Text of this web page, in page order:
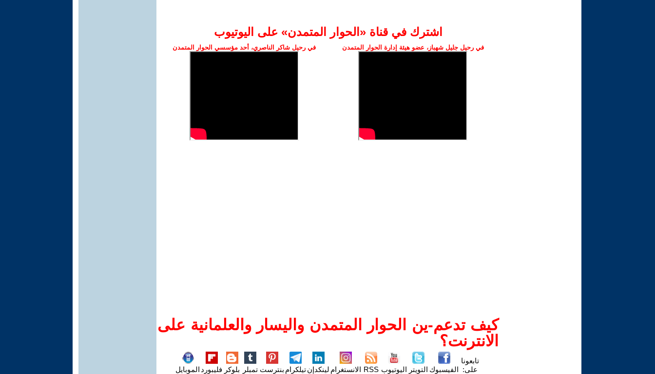
اشترك في قناة ‫«الحوار المتمدن» على اليوتيوب
في رحيل جليل شهباز، عضو هيئة إدارة الحوار المتمدن في رحيل شاكر الناصري، أحد مؤسسي الحوار المتمدن
كيف تدعم-ين الحوار المتمدن واليسار والعلمانية على
الانترنت؟
تابعونا
على: الفيسبوك التويتر اليوتيوب RSS الانستغرام لينكدإنتيلكرام بنترست تمبلر بلوكر فليبورد الموبايل